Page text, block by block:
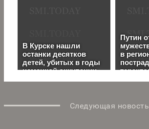
Следующая новость